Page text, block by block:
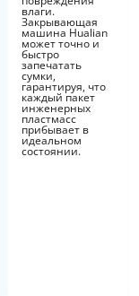
влаги.
Закрывающая
машина Hualian
может точно и
быстро
запечатать
сумки,
гарантируя, что
каждый пакет
инженерных
пластмасс
прибывает в
идеальном
состоянии.